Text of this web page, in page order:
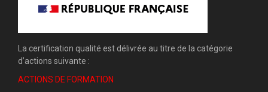
La certification qualité est délivrée au titre de la catégorie
d’actions suivante :
ACTIONS DE FORMATION